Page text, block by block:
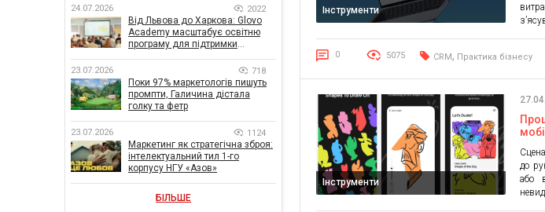
Інструменти
CRM
0 5075 CRM, Практика бізнесу
Інструменти
до
або
24.07.2026 2022
Від Львова до Харкова: Glovo
Academy масштабує освітню
програму для підтримки
23.07.2026 718
Поки 97% маркетологів пишуть
промпти, Галичина дістала
голку та фетр
23.07.2026 1124
Маркетинг як стратегічна зброя:
інтелектуальний тил 1-го
корпусу НГУ «Азов»
БІЛЬШЕ